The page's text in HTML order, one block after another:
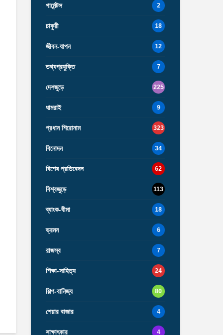
গার্মেন্টস 2
চাকুরী 18
জীবন-যাপন 12
তথ্যপ্রযুক্তি 7
দেশজুড়ে 225
ধামরাই 9
প্রধান শিরোনাম 323
বিনোদন 34
বিশেষ প্রতিবেদন 62
বিশ্বজুড়ে 113
ব্যাংক-বীমা 18
ভ্রমন 6
রাজস্ব 7
শিক্ষা-সাহিত্য 24
শিল্প-বানিজ্য 80
শেয়ার বাজার 4
সাক্ষাৎকার 4